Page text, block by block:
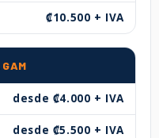
₡10.500 + IVA
GAM
desde ₡4.000 + IVA
desde ₡5.500 + IVA